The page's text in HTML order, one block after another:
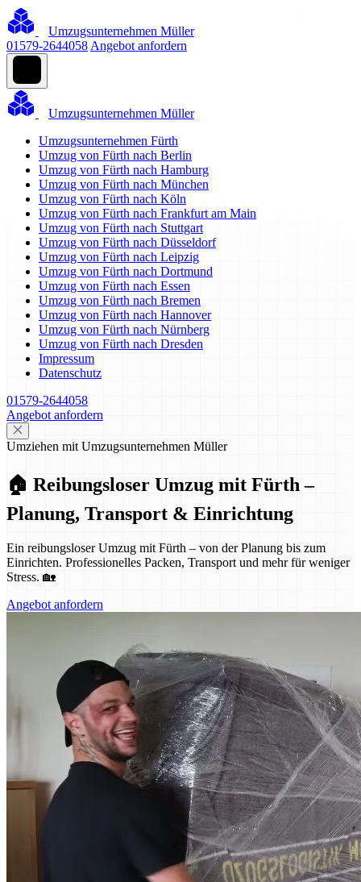
Umzugsunternehmen Müller
01579-2644058 Angebot anfordern
Umzugsunternehmen Müller
Umzugsunternehmen Fürth
Umzug von Fürth nach Berlin
Umzug von Fürth nach Hamburg
Umzug von Fürth nach München
Umzug von Fürth nach Köln
Umzug von Fürth nach Frankfurt am Main
Umzug von Fürth nach Stuttgart
Umzug von Fürth nach Düsseldorf
Umzug von Fürth nach Leipzig
Umzug von Fürth nach Dortmund
Umzug von Fürth nach Essen
Umzug von Fürth nach Bremen
Umzug von Fürth nach Hannover
Umzug von Fürth nach Nürnberg
Umzug von Fürth nach Dresden
Impressum
Datenschutz
01579-2644058
Angebot anfordern
Umziehen mit Umzugsunternehmen Müller
🏠 Reibungsloser Umzug mit Fürth –
Planung, Transport & Einrichtung
Ein reibungsloser Umzug mit Fürth – von der Planung bis zum
Einrichten. Professionelles Packen, Transport und mehr für weniger
Stress. 🏡
Angebot anfordern